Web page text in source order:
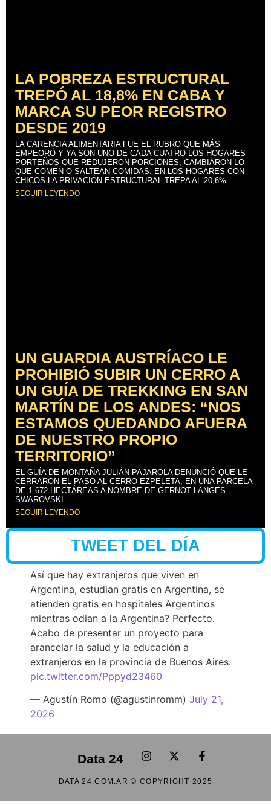
LA POBREZA ESTRUCTURAL
TREPÓ AL 18,8% EN CABA Y
MARCA SU PEOR REGISTRO
DESDE 2019
LA CARENCIA ALIMENTARIA FUE EL RUBRO QUE MÁS
EMPEORÓ Y YA SON UNO DE CADA CUATRO LOS HOGARES
PORTEÑOS QUE REDUJERON PORCIONES, CAMBIARON LO
QUE COMEN O SALTEAN COMIDAS. EN LOS HOGARES CON
CHICOS LA PRIVACIÓN ESTRUCTURAL TREPA AL 20,6%.
SEGUIR LEYENDO
UN GUARDIA AUSTRÍACO LE
PROHIBIÓ SUBIR UN CERRO A
UN GUÍA DE TREKKING EN SAN
MARTÍN DE LOS ANDES: “NOS
ESTAMOS QUEDANDO AFUERA
DE NUESTRO PROPIO
TERRITORIO”
EL GUÍA DE MONTAÑA JULIÁN PAJAROLA DENUNCIÓ QUE LE
CERRARON EL PASO AL CERRO EZPELETA, EN UNA PARCELA
DE 1.672 HECTÁREAS A NOMBRE DE GERNOT LANGES-
SWAROVSKI.
SEGUIR LEYENDO
TWEET DEL DÍA
Así que hay extranjeros que viven en
Argentina, estudian gratis en Argentina, se
atienden gratis en hospitales Argentinos
mientras odian a la Argentina? Perfecto.
Acabo de presentar un proyecto para
arancelar la salud y la educación a
extranjeros en la provincia de Buenos Aires.
pic.twitter.com/Pppyd23460
— Agustín Romo (@agustinromm) July 21,
2026
Data 24
DATA 24.COM.AR © COPYRIGHT 2025